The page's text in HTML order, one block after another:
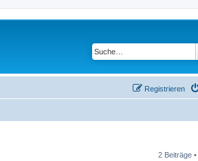
Registrieren
2 Beiträge